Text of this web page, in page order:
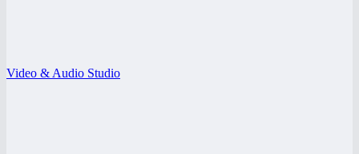
Video & Audio Studio